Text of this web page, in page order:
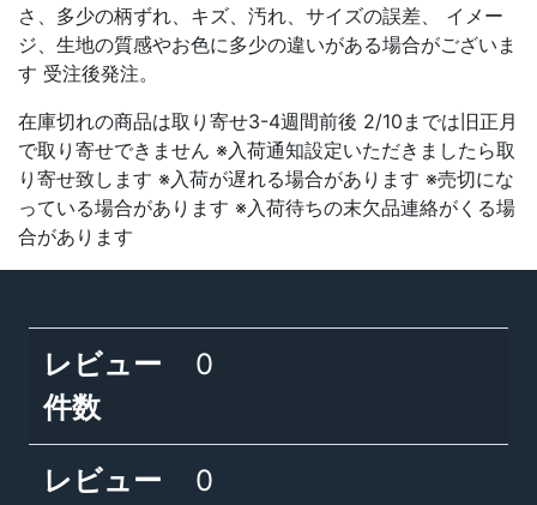
さ、多少の柄ずれ、キズ、汚れ、サイズの誤差、 イメー
ジ、生地の質感やお色に多少の違いがある場合がございま
す 受注後発注。
在庫切れの商品は取り寄せ3-4週間前後 2/10までは旧正月
で取り寄せできません ※入荷通知設定いただきましたら取
り寄せ致します ※入荷が遅れる場合があります ※売切にな
っている場合があります ※入荷待ちの末欠品連絡がくる場
合があります
レビュー
件数
0
レビュー
0